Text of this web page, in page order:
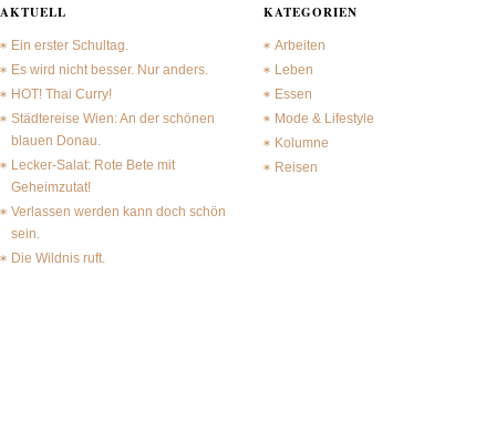
AKTUELL
Ein erster Schultag.
Es wird nicht besser. Nur anders.
HOT! Thai Curry!
Städtereise Wien: An der schönen
blauen Donau.
Lecker-Salat: Rote Bete mit
Geheimzutat!
Verlassen werden kann doch schön
sein.
Die Wildnis ruft.
KATEGORIEN
Arbeiten
Leben
Essen
Mode & Lifestyle
Kolumne
Reisen